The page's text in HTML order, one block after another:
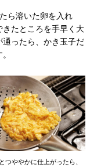
ら溶いた卵を入れ
たところを手早く大
ったら、かき玉子だ
つややかに仕上がったら、